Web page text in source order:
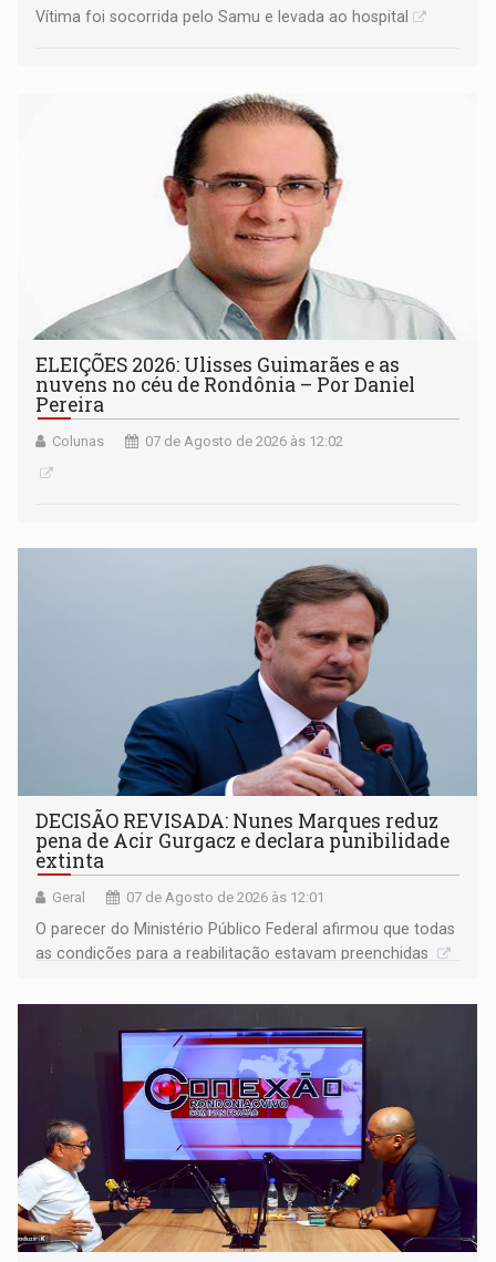
Vítima foi socorrida pelo Samu e levada ao hospital
ELEIÇÕES 2026: Ulisses Guimarães e as
nuvens no céu de Rondônia – Por Daniel
Pereira
Colunas 07 de Agosto de 2026 às 12:02
DECISÃO REVISADA: Nunes Marques reduz
pena de Acir Gurgacz e declara punibilidade
extinta
Geral 07 de Agosto de 2026 às 12:01
O parecer do Ministério Público Federal afirmou que todas
as condições para a reabilitação estavam preenchidas